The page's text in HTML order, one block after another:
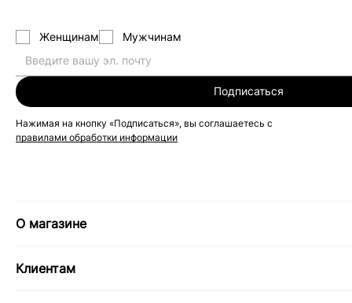
Женщинам Мужчинам
Подписаться
Нажимая на кнопку «Подписаться», вы соглашаетесь с
правилами обработки информации
О магазине
Клиентам